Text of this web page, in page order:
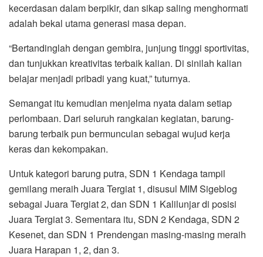
kecerdasan dalam berpikir, dan sikap saling menghormati
adalah bekal utama generasi masa depan.
“Bertandinglah dengan gembira, junjung tinggi sportivitas,
dan tunjukkan kreativitas terbaik kalian. Di sinilah kalian
belajar menjadi pribadi yang kuat,” tuturnya.
Semangat itu kemudian menjelma nyata dalam setiap
perlombaan. Dari seluruh rangkaian kegiatan, barung-
barung terbaik pun bermunculan sebagai wujud kerja
keras dan kekompakan.
Untuk kategori barung putra, SDN 1 Kendaga tampil
gemilang meraih Juara Tergiat 1, disusul MIM Sigeblog
sebagai Juara Tergiat 2, dan SDN 1 Kalilunjar di posisi
Juara Tergiat 3. Sementara itu, SDN 2 Kendaga, SDN 2
Kesenet, dan SDN 1 Prendengan masing-masing meraih
Juara Harapan 1, 2, dan 3.